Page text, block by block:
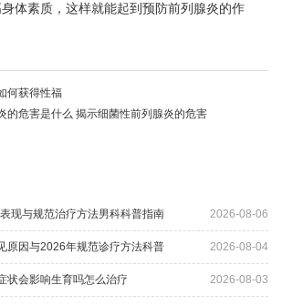
体素质，这样就能起到预防前列腺炎的作
何获得性福
的危害是什么 揭示细菌性前列腺炎的危害
现与规范治疗方法男科科普指南 2026-08-06
原因与2026年规范诊疗方法科普 2026-08-04
状会影响生育吗怎么治疗 2026-08-03